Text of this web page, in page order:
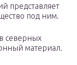
представляет
под ним.
северных
материал.